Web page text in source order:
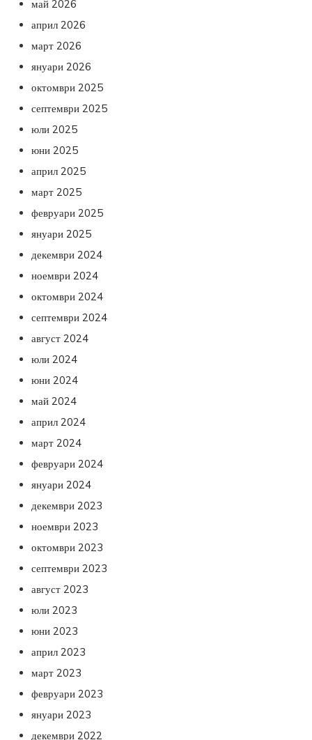
май 2026
април 2026
март 2026
януари 2026
октомври 2025
септември 2025
юли 2025
юни 2025
април 2025
март 2025
февруари 2025
януари 2025
декември 2024
ноември 2024
октомври 2024
септември 2024
август 2024
юли 2024
юни 2024
май 2024
април 2024
март 2024
февруари 2024
януари 2024
декември 2023
ноември 2023
октомври 2023
септември 2023
август 2023
юли 2023
юни 2023
април 2023
март 2023
февруари 2023
януари 2023
декември 2022